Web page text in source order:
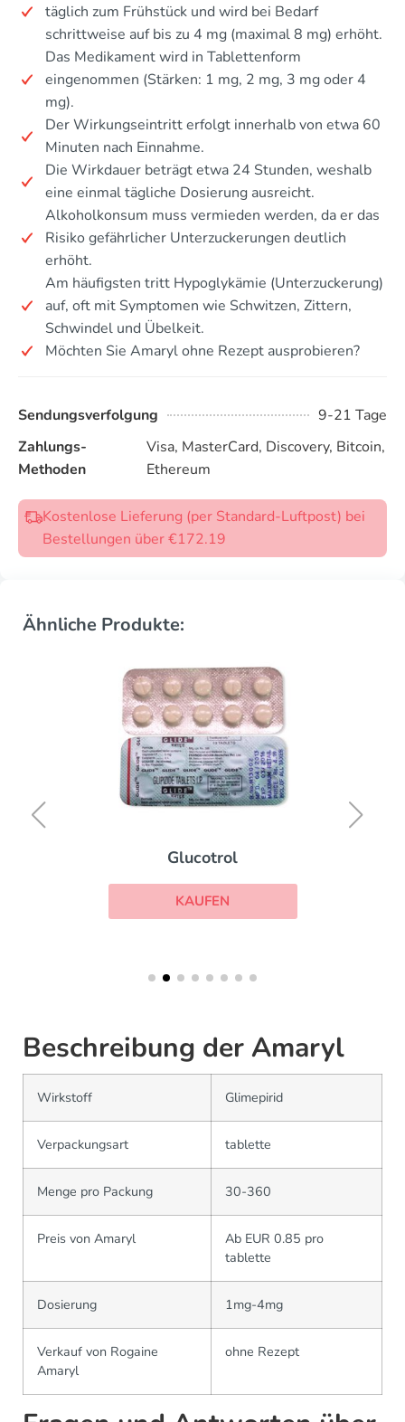
täglich zum Frühstück und wird bei Bedarf
schrittweise auf bis zu 4 mg (maximal 8 mg) erhöht.
Das Medikament wird in Tablettenform
eingenommen (Stärken: 1 mg, 2 mg, 3 mg oder 4
mg).
Der Wirkungseintritt erfolgt innerhalb von etwa 60
Minuten nach Einnahme.
Die Wirkdauer beträgt etwa 24 Stunden, weshalb
eine einmal tägliche Dosierung ausreicht.
Alkoholkonsum muss vermieden werden, da er das
Risiko gefährlicher Unterzuckerungen deutlich
erhöht.
Am häufigsten tritt Hypoglykämie (Unterzuckerung)
auf, oft mit Symptomen wie Schwitzen, Zittern,
Schwindel und Übelkeit.
Möchten Sie Amaryl ohne Rezept ausprobieren?
Sendungsverfolgung
9-21 Tage
Zahlungs-
Methoden
Visa, MasterCard, Discovery, Bitcoin,
Ethereum
Kostenlose Lieferung (per Standard-Luftpost) bei
Bestellungen über €172.19
Ähnliche Produkte:
Glucotrol
KAUFEN
Beschreibung der Amaryl
Wirkstoff Glimepirid
Verpackungsart tablette
Menge pro Packung 30-360
Preis von Amaryl
Ab EUR 0.85 pro
tablette
Dosierung 1mg-4mg
Verkauf von Rogaine
Amaryl
ohne Rezept